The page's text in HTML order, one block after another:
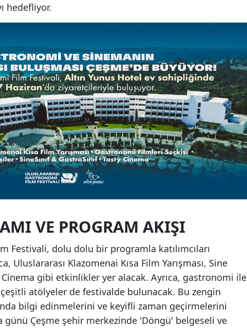
hedefliyor.
VE PROGRAM AKIŞI
Festivali, dolu dolu bir programla katılımcıları
Uluslararası Klazomenai Kısa Film Yarışması, Sine
Cinema gibi etkinlikler yer alacak. Ayrıca, gastronomi ile
atölyeler de festivalde bulunacak. Bu zengin
bilgi edinmelerini ve keyifli zaman geçirmelerini
günü Çeşme şehir merkezinde 'Döngü' belgeseli ve